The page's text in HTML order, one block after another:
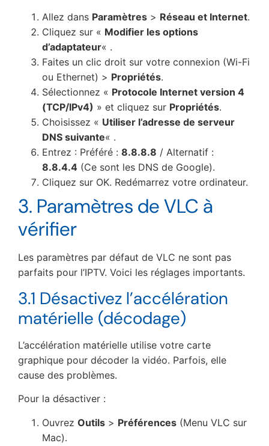
Allez dans Paramètres > Réseau et Internet.
Cliquez sur « Modifier les options
d’adaptateur« .
Faites un clic droit sur votre connexion (Wi-Fi
ou Ethernet) > Propriétés.
Sélectionnez « Protocole Internet version 4
(TCP/IPv4) » et cliquez sur Propriétés.
Choisissez « Utiliser l’adresse de serveur
DNS suivante« .
Entrez : Préféré : 8.8.8.8 / Alternatif :
8.8.4.4 (Ce sont les DNS de Google).
Cliquez sur OK. Redémarrez votre ordinateur.
3. Paramètres de VLC à
vérifier
Les paramètres par défaut de VLC ne sont pas
parfaits pour l’IPTV. Voici les réglages importants.
3.1 Désactivez l’accélération
matérielle (décodage)
L’accélération matérielle utilise votre carte
graphique pour décoder la vidéo. Parfois, elle
cause des problèmes.
Pour la désactiver :
Ouvrez Outils > Préférences (Menu VLC sur
Mac).